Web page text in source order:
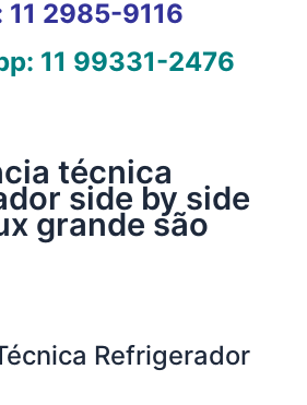
11 2985-9116
11 99331-2476
técnica
side by side
grande são
Refrigerador